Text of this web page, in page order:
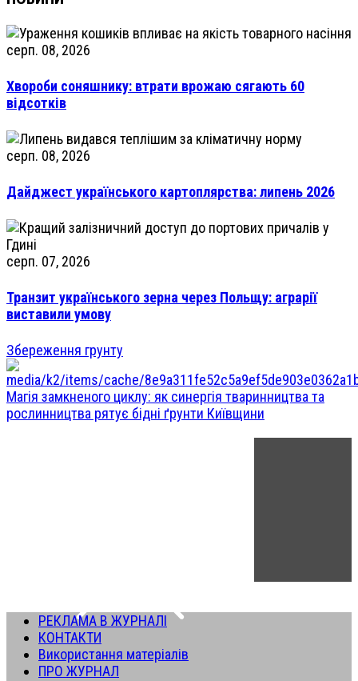
серп. 08, 2026
Хвороби соняшнику: втрати врожаю сягають 60
відсотків
серп. 08, 2026
Дайджест українського картоплярства: липень 2026
серп. 07, 2026
Транзит українського зерна через Польщу: аграрії
виставили умову
Збереження грунту
Магія замкненого циклу: як синергія тваринництва та
рослинництва рятує бідні ґрунти Київщини
РЕКЛАМА В ЖУРНАЛІ
КОНТАКТИ
Використання матеріалів
ПРО ЖУРНАЛ